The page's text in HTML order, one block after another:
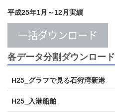
平成25年1月～12月実績
一括ダウンロード
各データ分割ダウンロード
H25_グラフで見る石狩湾新港
H25_入港船舶